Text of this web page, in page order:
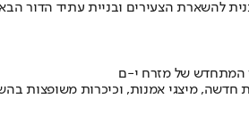
להשארת הצעירים ובניית עתיד הדור
המתחדש של מזרח י-ם